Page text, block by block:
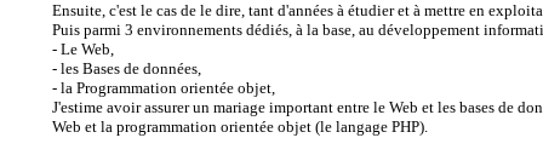
Ensuite, c'est le cas de le dire, tant d'années à étudier et à mettre en
Puis parmi 3 environnements dédiés, à la base, au développement
- Le Web,
- les Bases de données,
- la Programmation orientée objet,
J'estime avoir assurer un mariage important entre le Web et les bases de
Web et la programmation orientée objet (le langage PHP).